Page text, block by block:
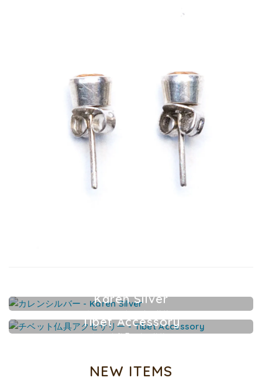
Karen Silver
カレンシルバーアクセサリー
Tibet Accessory
チベット仏具アクセサリー
NEW ITEMS